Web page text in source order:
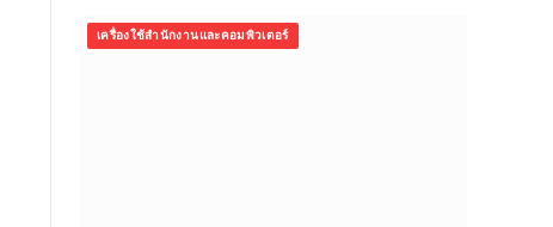
เครื่องใช้สำนักงานและคอมพิวเตอร์